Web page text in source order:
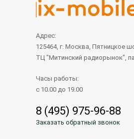
Адрес:
125464, г. Москва, Пятницкое
ТЦ "Митинский радиорынок",
Часы работы:
с 10.00 до 19.00
8 (495) 975-96-88
Заказать обратный звонок